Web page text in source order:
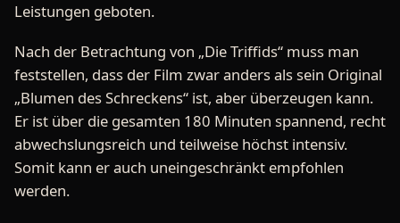
Leistungen geboten.
Nach der Betrachtung von „Die Triffids“ muss man
feststellen, dass der Film zwar anders als sein Original
„Blumen des Schreckens“ ist, aber überzeugen kann.
Er ist über die gesamten 180 Minuten spannend, recht
abwechslungsreich und teilweise höchst intensiv.
Somit kann er auch uneingeschränkt empfohlen
werden.